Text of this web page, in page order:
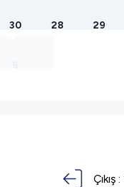
30 28 29
Çıkış :